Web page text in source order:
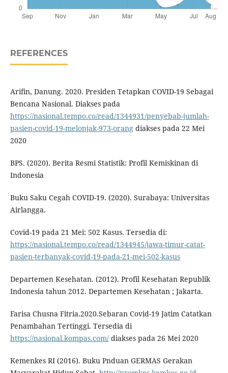
REFERENCES
Arifin, Danung. 2020. Presiden Tetapkan COVID-19 Sebagai
Bencana Nasional. Diakses pada
https://nasional.tempo.co/read/1344931/penyebab-jumlah-
pasien-covid-19-melonjak-973-orangdiakses pada 22 Mei
2020
BPS. (2020). Berita Resmi Statistik: Profil Kemiskinan di
Indonesia
Buku Saku Cegah COVID-19. (2020). Surabaya: Universitas
Airlangga.
Covid-19 pada 21 Mei: 502 Kasus. Tersedia di:
https://nasional.tempo.co/read/1344945/jawa-timur-catat-
pasien-terbanyak-covid-19-pada-21-mei-502-kasus
Departemen Kesehatan. (2012). Profil Kesehatan Republik
Indonesia tahun 2012. Departemen Kesehatan ; Jakarta.
Farisa Chusna Fitria.2020.Sebaran Covid-19 Jatim Catatkan
Penambahan Tertinggi. Tersedia di
https://nasional.kompas.com/diakses pada 26 Mei 2020
Kemenkes RI (2016). Buku Pnduan GERMAS Gerakan